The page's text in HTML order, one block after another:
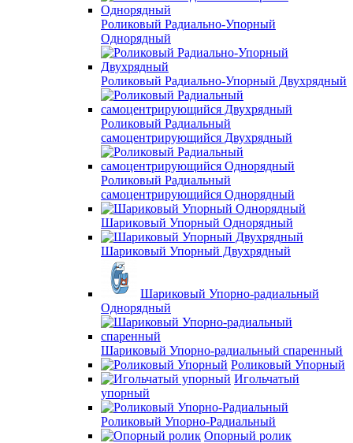
Роликовый Радиально-Упорный
Однорядный
Роликовый Радиально-Упорный Двухрядный
Роликовый Радиальный
самоцентрирующийся Двухрядный
Роликовый Радиальный
самоцентрирующийся Однорядный
Шариковый Упорный Однорядный
Шариковый Упорный Двухрядный
Шариковый Упорно-радиальный
Однорядный
Шариковый Упорно-радиальный спаренный
Роликовый Упорный
Игольчатый
упорный
Роликовый Упорно-Радиальный
Опорный ролик